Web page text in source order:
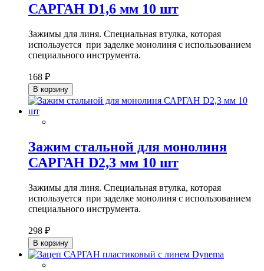
САРГАН D1,6 мм 10 шт
Зажимы для линя. Специальная втулка, которая
используется при заделке монолиня с использованием
специального инструмента.
168 ₽
В корзину
Зажим стальной для монолиня
САРГАН D2,3 мм 10 шт
Зажимы для линя. Специальная втулка, которая
используется при заделке монолиня с использованием
специального инструмента.
298 ₽
В корзину